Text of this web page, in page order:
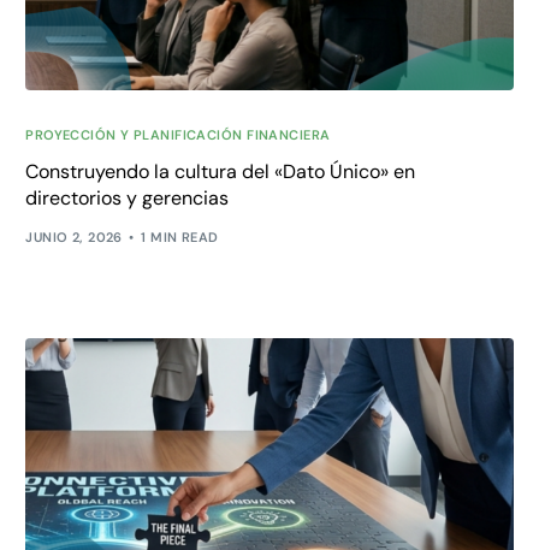
PROYECCIÓN Y PLANIFICACIÓN FINANCIERA
Construyendo la cultura del «Dato Único» en
directorios y gerencias
JUNIO 2, 2026 1 MIN READ